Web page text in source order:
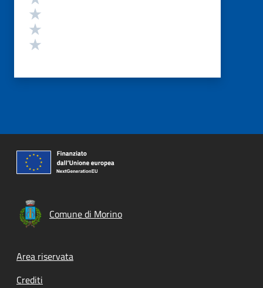
Comune di Morino
Footer menu
Area riservata
Crediti